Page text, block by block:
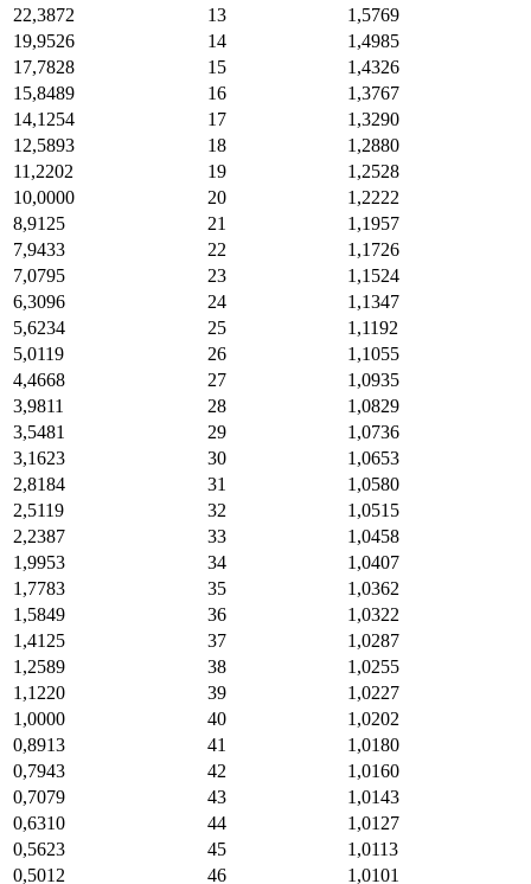
22,3872
13
1,5769
19,9526
14
1,4985
17,7828
15
1,4326
15,8489
16
1,3767
14,1254
17
1,3290
12,5893
18
1,2880
11,2202
19
1,2528
10,0000
20
1,2222
8,9125
21
1,1957
7,9433
22
1,1726
7,0795
23
1,1524
6,3096
24
1,1347
5,6234
25
1,1192
5,0119
26
1,1055
4,4668
27
1,0935
3,9811
28
1,0829
3,5481
29
1,0736
3,1623
30
1,0653
2,8184
31
1,0580
2,5119
32
1,0515
2,2387
33
1,0458
1,9953
34
1,0407
1,7783
35
1,0362
1,5849
36
1,0322
1,4125
37
1,0287
1,2589
38
1,0255
1,1220
39
1,0227
1,0000
40
1,0202
0,8913
41
1,0180
0,7943
42
1,0160
0,7079
43
1,0143
0,6310
44
1,0127
0,5623
45
1,0113
0,5012
46 1,0101